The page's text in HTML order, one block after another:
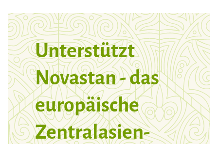
Unterstützt
Novastan - das
europäische
Zentralasien-